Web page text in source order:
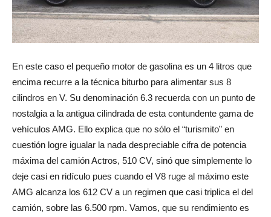
En este caso el pequeño motor de gasolina es un 4 litros que
encima recurre a la técnica biturbo para alimentar sus 8
cilindros en V. Su denominación 6.3 recuerda con un punto de
nostalgia a la antigua cilindrada de esta contundente gama de
vehículos AMG. Ello explica que no sólo el “turismito” en
cuestión logre igualar la nada despreciable cifra de potencia
máxima del camión Actros, 510 CV, sinó que simplemente lo
deje casi en ridículo pues cuando el V8 ruge al máximo este
AMG alcanza los 612 CV a un regimen que casi triplica el del
camión, sobre las 6.500 rpm. Vamos, que su rendimiento es